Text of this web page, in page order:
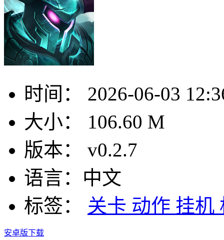
时间：
2026-06-03
大小：
106.60 M
版本：
v0.2.7
语言： 中文
标签：
关卡 动作 挂机
安卓版下载